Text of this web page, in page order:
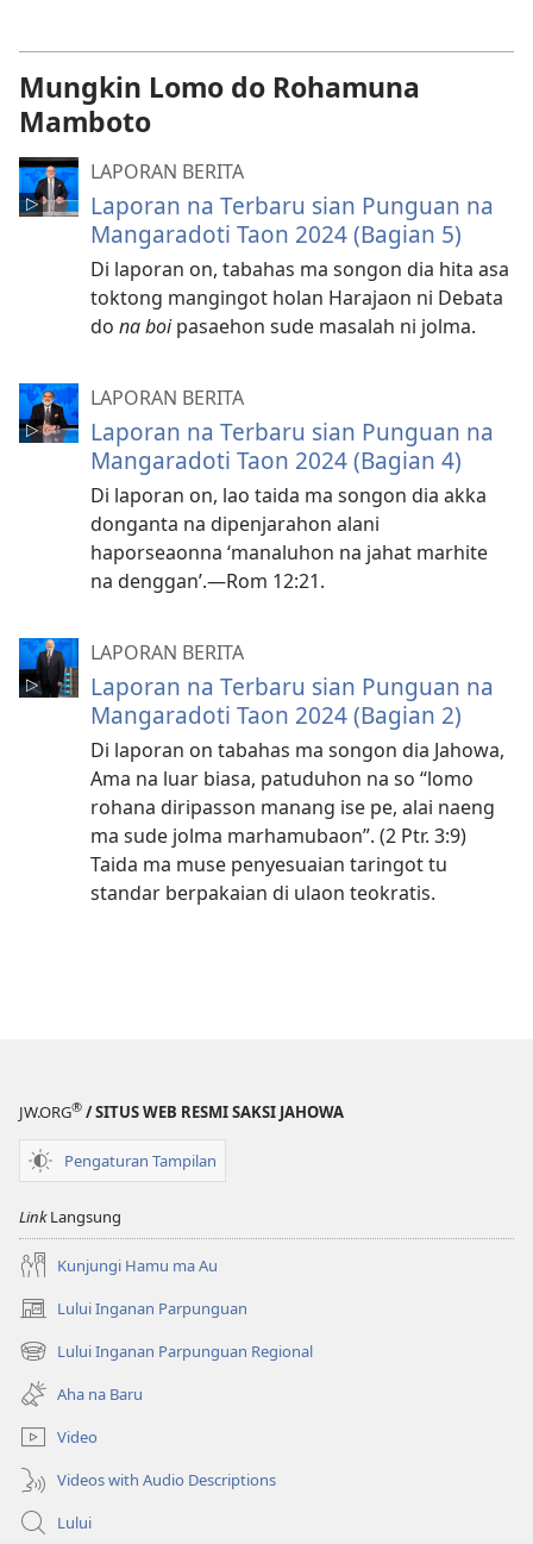
Mungkin Lomo do Rohamuna
Mamboto
LAPORAN BERITA
Laporan na Terbaru sian Punguan na
Mangaradoti Taon 2024 (Bagian 5)
Di laporan on, tabahas ma songon dia hita asa
toktong mangingot holan Harajaon ni Debata
do na boipasaehon sude masalah ni jolma.
LAPORAN BERITA
Laporan na Terbaru sian Punguan na
Mangaradoti Taon 2024 (Bagian 4)
Di laporan on, lao taida ma songon dia akka
donganta na dipenjarahon alani
haporseaonna ‘manaluhon na jahat marhite
na denggan’.—Rom 12:21.
LAPORAN BERITA
Laporan na Terbaru sian Punguan na
Mangaradoti Taon 2024 (Bagian 2)
Di laporan on tabahas ma songon dia Jahowa,
Ama na luar biasa, patuduhon na so “lomo
rohana diripasson manang ise pe, alai naeng
ma sude jolma marhamubaon”. (2 Ptr. 3:9)
Taida ma muse penyesuaian taringot tu
standar berpakaian di ulaon teokratis.
JW.ORG® / SITUS WEB RESMI SAKSI JAHOWA
Pengaturan Tampilan
LinkLangsung
Kunjungi Hamu ma Au
Lului Inganan Parpunguan
(opens
new
window)
Lului Inganan Parpunguan Regional
(opens
new
window)
Aha na Baru
Video
Videos with Audio Descriptions
Lului